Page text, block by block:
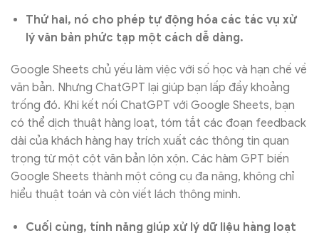
Thứ hai, nó cho phép tự động hóa các tác vụ xử
lý văn bản phức tạp một cách dễ dàng.
Google Sheets chủ yếu làm việc với số học và hạn chế về
văn bản. Nhưng ChatGPT lại giúp bạn lấp đầy khoảng
trống đó. Khi kết nối ChatGPT với Google Sheets, bạn
có thể dịch thuật hàng loạt, tóm tắt các đoạn feedback
dài của khách hàng hay trích xuất các thông tin quan
trọng từ một cột văn bản lộn xộn. Các hàm GPT biến
Google Sheets thành một công cụ đa năng, không chỉ
hiểu thuật toán và còn viết lách thông minh.
Cuối cùng, tính năng giúp xử lý dữ liệu hàng loạt